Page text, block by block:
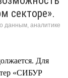
секторе».
данным, аналитике
Для
«СИБУР